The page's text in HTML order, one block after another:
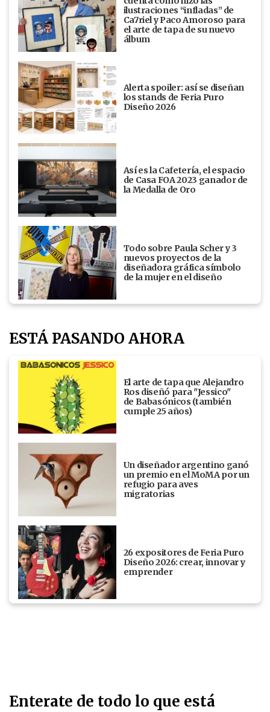
ilustraciones “infladas” de
Ca7riel y Paco Amoroso para
el arte de tapa de su nuevo
álbum
Alerta spoiler: así se diseñan
los stands de Feria Puro
Diseño 2026
Así es la Cafetería, el espacio
de Casa FOA 2023 ganador de
la Medalla de Oro
Todo sobre Paula Scher y 3
nuevos proyectos de la
diseñadora gráfica símbolo
de la mujer en el diseño
ESTÁ PASANDO AHORA
El arte de tapa que Alejandro
Ros diseñó para "Jessico"
de Babasónicos (también
cumple 25 años)
Un diseñador argentino ganó
un premio en el MoMA por un
refugio para aves
migratorias
26 expositores de Feria Puro
Diseño 2026: crear, innovar y
emprender
Enterate de todo lo que está